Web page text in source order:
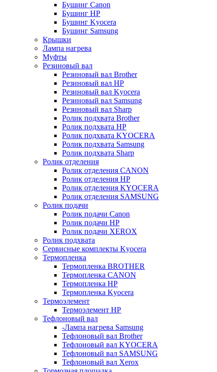
Бушинг Canon
Бушинг HP
Бушинг Kyocera
Бушинг Samsung
Крышки
Лампа нагрева
Муфты
Резиновый вал
Резиновый вал Brother
Резиновый вал HP
Резиновый вал Kyocera
Резиновый вал Samsung
Резиновый вал Sharp
Ролик подхвата Brother
Ролик подхвата HP
Ролик подхвата KYOCERA
Ролик подхвата Samsung
Ролик подхвата Sharp
Ролик отделения
Ролик отделения CANON
Ролик отделения HP
Ролик отделения KYOCERA
Ролик отделения SAMSUNG
Ролик подачи
Ролик подачи Canon
Ролик подачи HP
Ролик подачи XEROX
Ролик подхвата
Сервисные комплекты Kyocera
Термопленка
Термопленка BROTHER
Термопленка CANON
Термопленка HP
Термопленка Kyocera
Термоэлемент
Термоэлемент НР
Тефлоновый вал
-Лампа нагрева Samsung
Тефлоновый вал Brother
Тефлоновый вал KYOCERA
Тефлоновый вал SAMSUNG
Тефлоновый вал Xerox